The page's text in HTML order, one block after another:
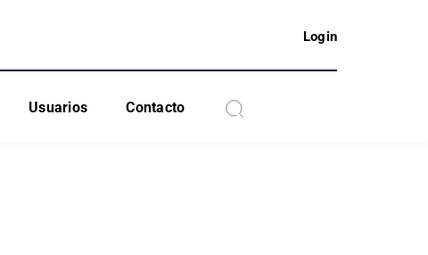
Login
Usuarios Contacto